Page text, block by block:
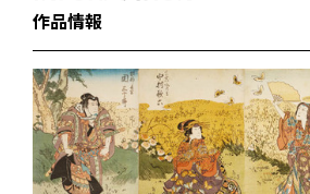
作品情報